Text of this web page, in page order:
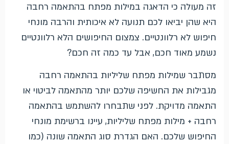
זה מעולה כי הדאגה במילות מפתח בהתאמה רחבה
היא שהן יביאו לכם תנועה לא איכותית והרבה מונחי
חיפוש לא רלוונטיים. צמצום החיפושים הלא רלוונטיים
נשמע מאוד חכם, אבל עד כמה זה חכם?
מסתבר שמילות מפתח שליליות בהתאמה רחבה
מגבילות את החשיפה שלכם יותר מהתאמה לביטוי או
התאמה מדויקת. לפני שתבחרו להשתמש בהתאמה
רחבה + מילות מפתח שליליות, עיינו ברשימת מונחי
החיפוש שלכם. האם הגדרת סוג התאמה שונה (כמו